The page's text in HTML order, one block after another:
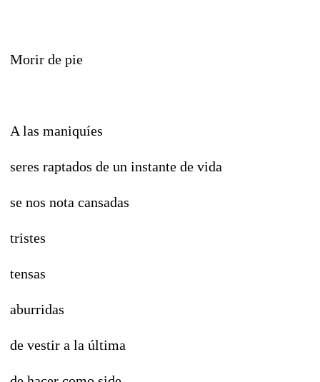
Morir de pie
A las maniquíes
seres raptados de un instante de vida
se nos nota cansadas
tristes
tensas
aburridas
de vestir a la última